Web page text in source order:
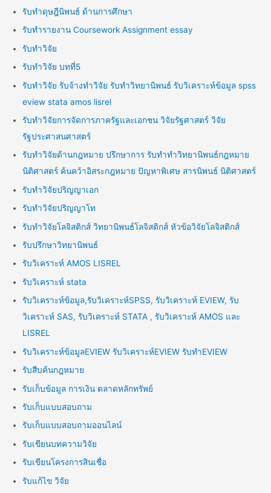
รับทำดุษฎีนิพนธ์ ด้านการศึกษา
รับทำรายงาน Coursework Assignment essay
รับทำวิจัย
รับทำวิจัย บทที่5
รับทำวิจัย รับจ้างทำวิจัย รับทำวิทยานิพนธ์ รับวิเคราะห์ข้อมูล spss
eview stata amos lisrel
รับทำวิจัยการจัดการภาครัฐและเอกชน วิจัยรัฐศาสตร์ วิจัย
รัฐประศาสนศาสตร์
รับทำวิจัยด้านกฎหมาย ปรึกษาการ รับทำทำวิทยานิพนธ์กฎหมาย
นิติศาสตร์ ค้นคว้าอิสระกฎหมาย ปัญหาพิเศษ สารนิพนธ์ นิติศาสตร์
รับทำวิจัยปริญญาเอก
รับทำวิจัยปริญญาโท
รับทำวิจัยโลจิสติกส์ วิทยานิพนธ์โลจิสติกส์ หัวข้อวิจัยโลจิสติกส์
รับปรึกษาวิทยานิพนธ์
รับวิเคราะห์ AMOS LISREL
รับวิเคราะห์ stata
รับวิเคราะห์ข้อมูล,รับวิเคราะห์SPSS, รับวิเคราะห์ EVIEW, รับ
วิเคราะห์ SAS, รับวิเคราะห์ STATA , รับวิเคราะห์ AMOS และ
LISREL
รับวิเคราะห์ข้อมูลEVIEW รับวิเคราะห์EVIEW รับทำEVIEW
รับสืบค้นกฎหมาย
รับเก็บข้อมูล การเงิน ตลาดหลักทรัพย์
รับเก็บแบบสอบถาม
รับเก็บแบบสอบถามออนไลน์
รับเขียนบทความวิจัย
รับเขียนโครงการสินเชื่อ
รับแก้ไข วิจัย